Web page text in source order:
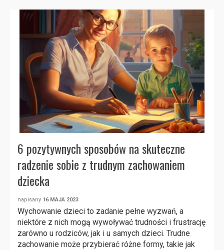
6 pozytywnych sposobów na skuteczne
radzenie sobie z trudnym zachowaniem
dziecka
napisany 16 MAJA 2023
Wychowanie dzieci to zadanie pełne wyzwań, a
niektóre z nich mogą wywoływać trudności i frustrację
zarówno u rodziców, jak i u samych dzieci. Trudne
zachowanie może przybierać różne formy, takie jak